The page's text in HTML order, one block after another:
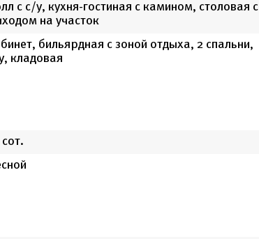
с с/у, кухня-гостиная с камином, столовая с
на участок
бильярдная с зоной отдыха, 2 спальни,
кладовая
сот.